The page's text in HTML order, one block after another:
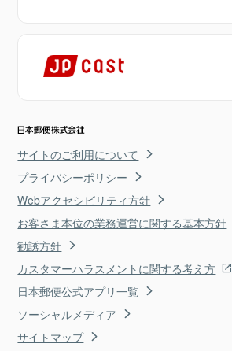
サイトのご利用について
プライバシーポリシー
Webアクセシビリティ方針
お客さま本位の業務運営に関する基本方針
勧誘方針
カスタマーハラスメントに関する考え方
日本郵便公式アプリ一覧
ソーシャルメディア
サイトマップ